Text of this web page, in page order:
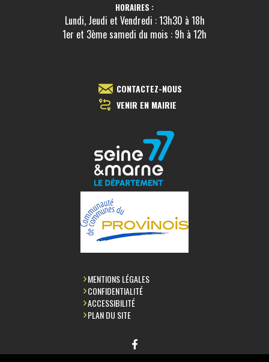
HORAIRES :
Lundi, Jeudi et Vendredi : 13h30 à 18h
1er et 3ème samedi du mois : 9h à 12h
CONTACTEZ-NOUS
VENIR EN MAIRIE
MENTIONS LÉGALES
CONFIDENTIALITÉ
ACCESSIBILITÉ
PLAN DU SITE